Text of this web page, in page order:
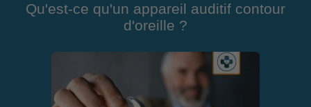
Qu'est-ce qu'un appareil auditif contour
d'oreille ?